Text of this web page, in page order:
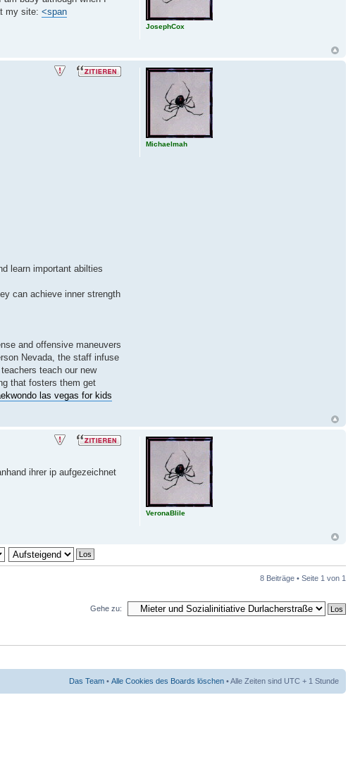
my site: <span
JosephCox
learn important abilties
can achieve inner strength
and offensive maneuvers
Nevada, the staff infuse
teach our new
that fosters them get
las vegas for kids
Michaelmah
ihrer ip aufgezeichnet
VeronaBlile
8 Beiträge • Seite 1 von 1
Gehe zu:
Das Team • Alle Cookies des Boards löschen • Alle Zeiten sind UTC + 1 Stunde